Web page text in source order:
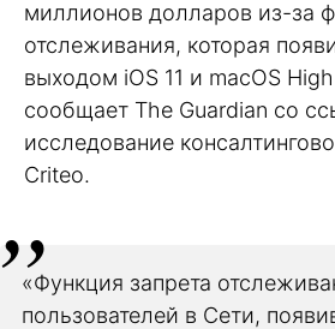
миллионов долларов из-за
отслеживания, которая
выходом iOS 11 и macOS
сообщает The Guardian со
исследование
Criteo.
«Функция запрета
пользователей в Сети,